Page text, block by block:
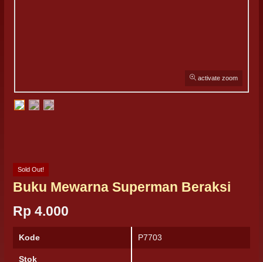
activate zoom
Sold Out!
Buku Mewarna Superman Beraksi
Rp 4.000
Kode P7703
Stok